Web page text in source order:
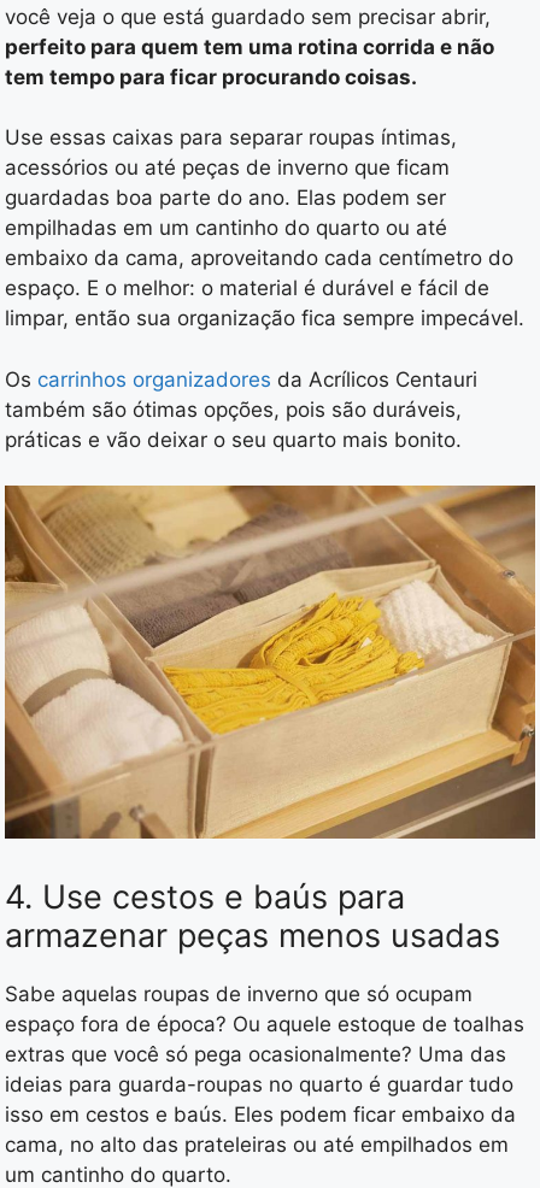
você veja o que está guardado sem precisar abrir,
perfeito para quem tem uma rotina corrida e não
tem tempo para ficar procurando coisas.
Use essas caixas para separar roupas íntimas,
acessórios ou até peças de inverno que ficam
guardadas boa parte do ano. Elas podem ser
empilhadas em um cantinho do quarto ou até
embaixo da cama, aproveitando cada centímetro do
espaço. E o melhor: o material é durável e fácil de
limpar, então sua organização fica sempre impecável.
Os carrinhos organizadores da Acrílicos Centauri
também são ótimas opções, pois são duráveis,
práticas e vão deixar o seu quarto mais bonito.
4. Use cestos e baús para
armazenar peças menos usadas
Sabe aquelas roupas de inverno que só ocupam
espaço fora de época? Ou aquele estoque de toalhas
extras que você só pega ocasionalmente? Uma das
ideias para guarda-roupas no quarto é guardar tudo
isso em cestos e baús. Eles podem ficar embaixo da
cama, no alto das prateleiras ou até empilhados em
um cantinho do quarto.